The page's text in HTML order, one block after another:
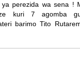
perezida wa sena !
kuri 7 agomba
barimo Tito